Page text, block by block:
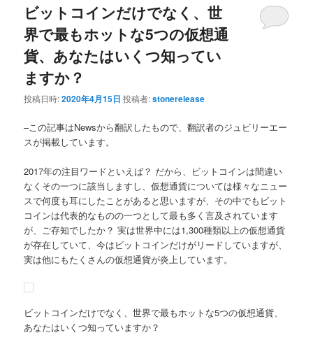
ビットコインだけでなく、世
界で最もホットな5つの仮想通
貨、あなたはいくつ知ってい
ますか？
投稿日時:2020年4月15日 投稿者:stonerelease
–この記事はNewsから翻訳したもので、翻訳者のジュビリーエー
スが掲載しています。
2017年の注目ワードといえば？ だから、ビットコインは間違い
なくその一つに該当しますし、仮想通貨については様々なニュー
スで何度も耳にしたことがあると思いますが、その中でもビット
コインは代表的なものの一つとして最も多く言及されています
が、ご存知でしたか？ 実は世界中には1,300種類以上の仮想通貨
が存在していて、今はビットコインだけがリードしていますが、
実は他にもたくさんの仮想通貨が炎上しています。
ビットコインだけでなく、世界で最もホットな5つの仮想通貨、
あなたはいくつ知っていますか？